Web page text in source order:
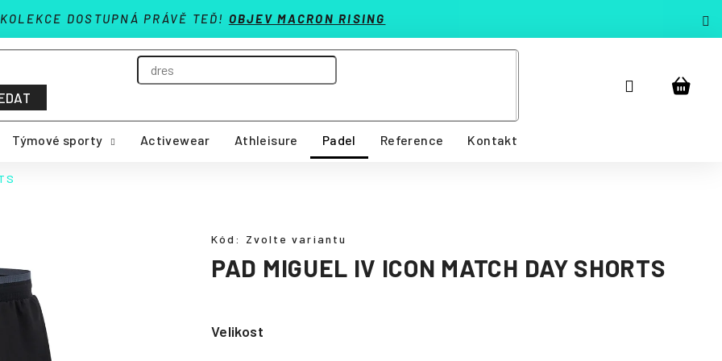
DOSTUPNÁ PRÁVĚ TEĎ! OBJEV MACRON RISING
Přihlášení
Týmové sporty Activewear Athleisure Padel Reference Kontakt
PAD MIGUEL IV ICON MATCH DAY SHORTS
Velikost
Kód: Zvolte variantu